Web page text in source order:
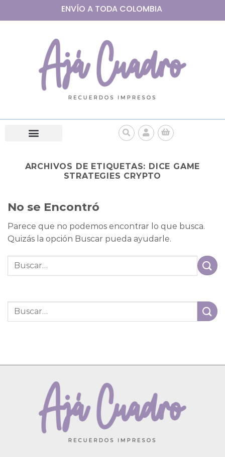
ENVÍO A TODA COLOMBIA
ARCHIVOS DE ETIQUETAS: DICE GAME
STRATEGIES CRYPTO
No se Encontró
Parece que no podemos encontrar lo que busca.
Quizás la opción Buscar pueda ayudarle.